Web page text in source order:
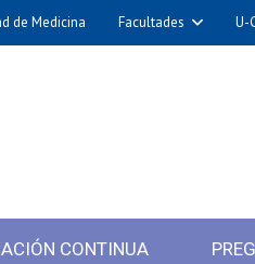
de Medicina Facultades U-
CONTINUA